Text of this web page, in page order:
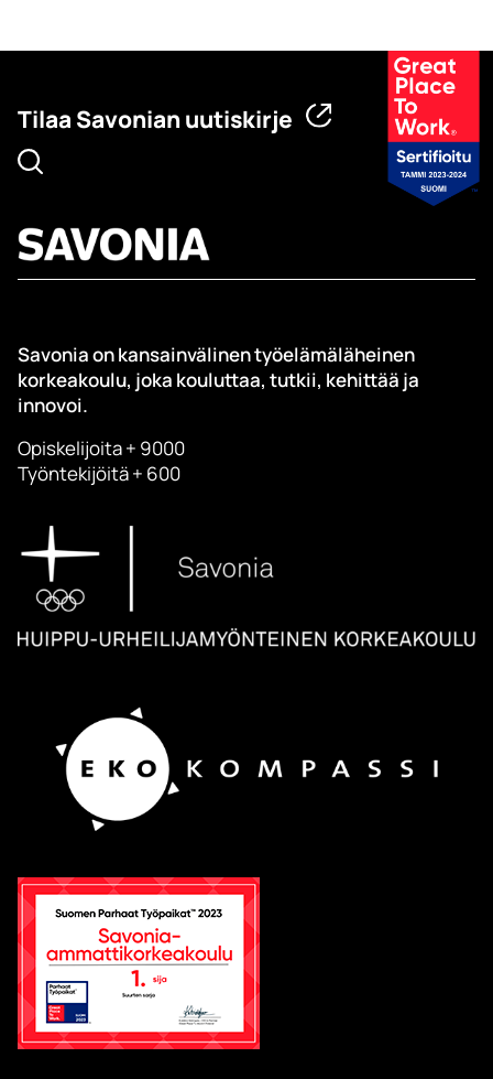
Tilaa Savonian uutiskirje
Savonia on kansainvälinen työelämäläheinen
korkeakoulu, joka kouluttaa, tutkii, kehittää ja
innovoi.
Opiskelijoita + 9000
Työntekijöitä + 600